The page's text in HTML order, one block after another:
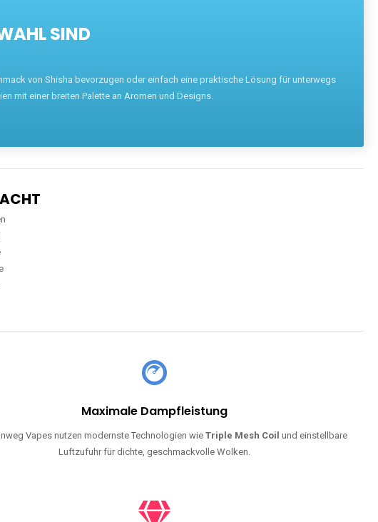
SIND
von Shisha bevorzugen oder einfach eine praktische Lösung für unterwegs
mit einer breiten Palette an Aromen und Designs.
Maximale Dampfleistung
Vapes nutzen modernste Technologien wieTriple Mesh Coil und einstellbare
Luftzufuhr für dichte, geschmackvolle Wolken.